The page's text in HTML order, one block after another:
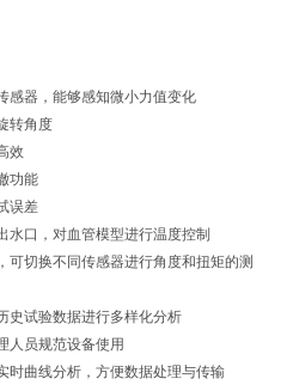
感器，能够感知微小力值变化
转角度
效
功能
误差
水口，对血管模型进行温度控制
可切换不同传感器进行角度和扭矩的测
史试验数据进行多样化分析
人员规范设备使用
时曲线分析，方便数据处理与传输